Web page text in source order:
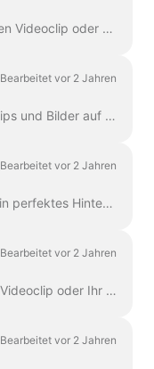
In Wave.video können Sie in einen Videoclip oder ein Bild hinein- und herauszoomen. Sobald Sie herauszoomen, fügt der Video Maker automatisch einen einfarbigen Hintergrund hinzu, um ...
Bearbeitet vor 2 Jahren
Sie können Ihre eigenen Videoclips und Bilder auf Wave.video hochladen und daraus Videos erstellen. Sie können Ihre eigenen Mediendateien mit denen von anderen Anbietern m...
Bearbeitet vor 2 Jahren
Stellen Sie sich vor: Sie haben ein perfektes Hintergrundvideo oder -bild in Wave.video ausgewählt, Ihren Text und Ihr Logo hinzugefügt... und dann festgestellt, dass Sie die Medien...
Bearbeitet vor 2 Jahren
In Wave.video können Sie Ihren Videoclip oder Ihr Bild drehen. Um den Videoclip/das Bild zu drehen, gehen Sie bitte zum Schritt "Bearbeiten" und wählen Sie die ...
Bearbeitet vor 2 Jahren